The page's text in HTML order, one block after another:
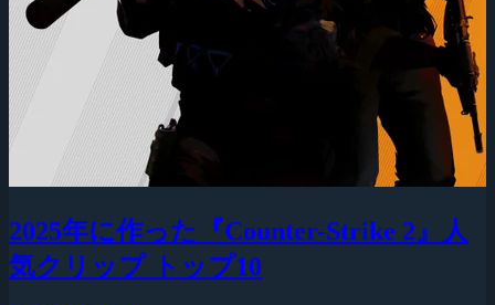
2025年に作った『Counter-Strike 2』人
気クリップ トップ10